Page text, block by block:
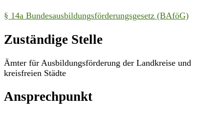
§ 14a Bundesausbildungsförderungsgesetz (BAföG)
Zuständige Stelle
Ämter für Ausbildungsförderung der Landkreise und
kreisfreien Städte
Ansprechpunkt